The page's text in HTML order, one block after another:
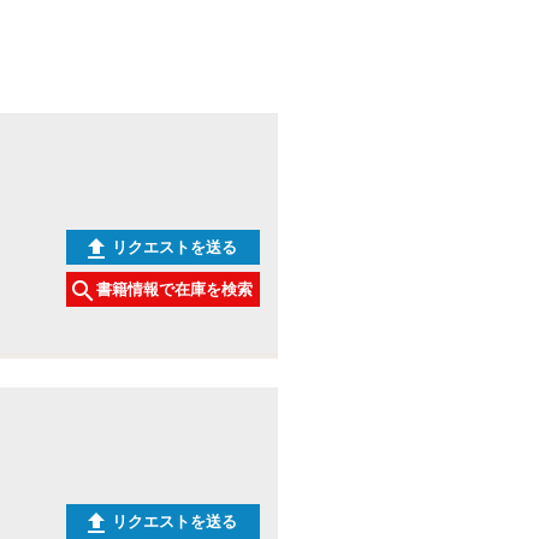
リクエストを送る
書籍情報で在庫を検索
リクエストを送る